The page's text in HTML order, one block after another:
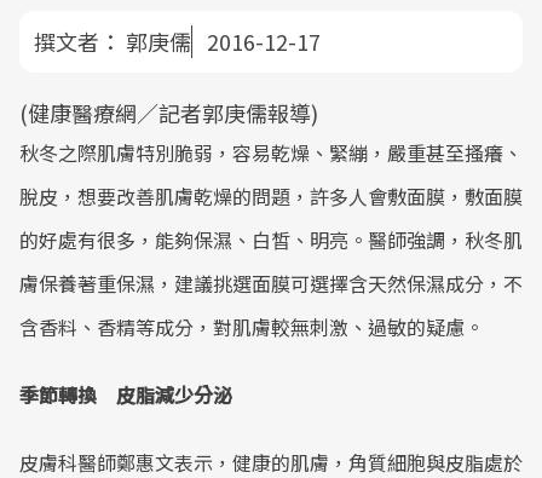
撰文者： 郭庚儒 2016-12-17
(健康醫療網／記者郭庚儒報導)
秋冬之際肌膚特別脆弱，容易乾燥、緊繃，嚴重甚至搔癢、
脫皮，想要改善肌膚乾燥的問題，許多人會敷面膜，敷面膜
的好處有很多，能夠保濕、白皙、明亮。醫師強調，秋冬肌
膚保養著重保濕，建議挑選面膜可選擇含天然保濕成分，不
含香料、香精等成分，對肌膚較無刺激、過敏的疑慮。
季節轉換 皮脂減少分泌
皮膚科醫師鄭惠文表示，健康的肌膚，角質細胞與皮脂處於